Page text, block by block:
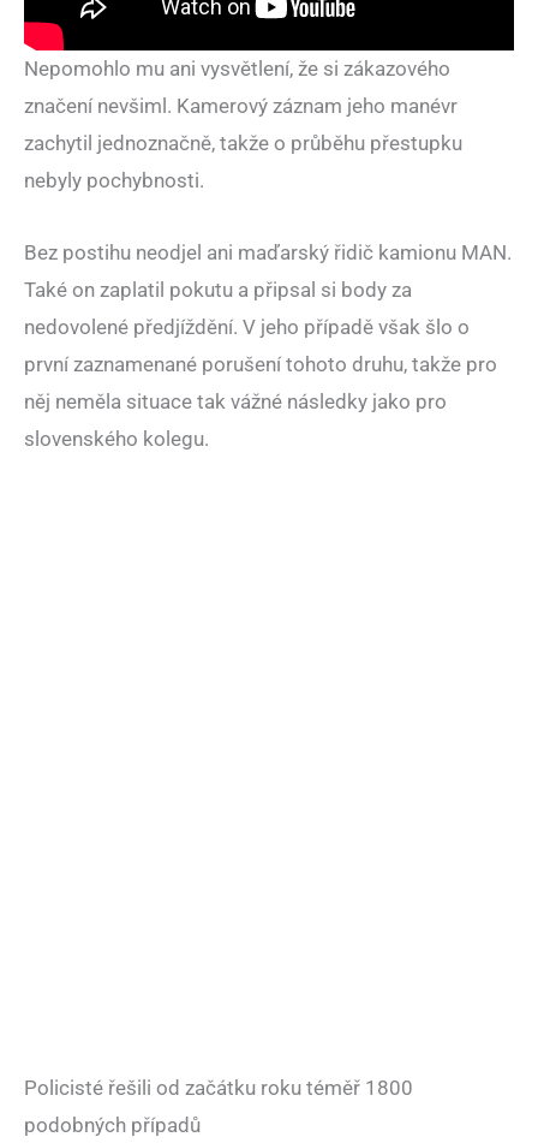
Nepomohlo mu ani vysvětlení, že si zákazového
značení nevšiml. Kamerový záznam jeho manévr
zachytil jednoznačně, takže o průběhu přestupku
nebyly pochybnosti.
Bez postihu neodjel ani maďarský řidič kamionu MAN.
Také on zaplatil pokutu a připsal si body za
nedovolené předjíždění. V jeho případě však šlo o
první zaznamenané porušení tohoto druhu, takže pro
něj neměla situace tak vážné následky jako pro
slovenského kolegu.
Policisté řešili od začátku roku téměř 1800
podobných případů